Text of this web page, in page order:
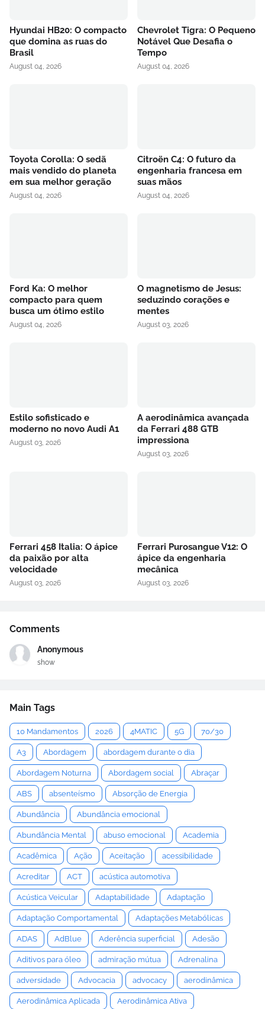
Hyundai HB20: O compacto
que domina as ruas do
Brasil
August 04, 2026
Chevrolet Tigra: O Pequeno
Notável Que Desafia o
Tempo
August 04, 2026
Toyota Corolla: O sedã
mais vendido do planeta
em sua melhor geração
August 04, 2026
Citroën C4: O futuro da
engenharia francesa em
suas mãos
August 04, 2026
Ford Ka: O melhor
compacto para quem
busca um ótimo estilo
August 04, 2026
O magnetismo de Jesus:
seduzindo corações e
mentes
August 03, 2026
Estilo sofisticado e
moderno no novo Audi A1
August 03, 2026
A aerodinâmica avançada
da Ferrari 488 GTB
impressiona
August 03, 2026
Ferrari 458 Italia: O ápice
da paixão por alta
velocidade
August 03, 2026
Ferrari Purosangue V12: O
ápice da engenharia
mecânica
August 03, 2026
Comments
Anonymous
show
Main Tags
10 Mandamentos 2026 4MATIC 5G 70/30
A3 Abordagem abordagem durante o dia
Abordagem Noturna Abordagem social Abraçar
ABS absenteísmo Absorção de Energia
Abundância Abundância emocional
Abundância Mental abuso emocional Academia
Acadêmica Ação Aceitação acessibilidade
Acreditar ACT acústica automotiva
Acústica Veicular Adaptabilidade Adaptação
Adaptação Comportamental Adaptações Metabólicas
ADAS AdBlue Aderência superficial Adesão
Aditivos para óleo admiração mútua Adrenalina
adversidade Advocacia advocacy aerodinâmica
Aerodinâmica Aplicada Aerodinâmica Ativa